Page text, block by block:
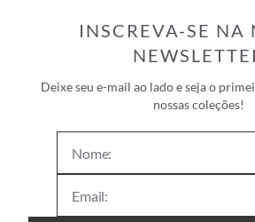
INSCREVA-SE NA
Deixe seu e-mail ao lado e seja o
nossas coleções!